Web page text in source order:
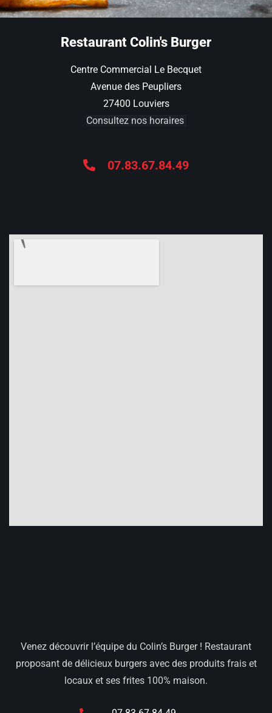
Restaurant Colin's Burger
Centre Commercial Le Becquet
Avenue des Peupliers
27400 Louviers
Consultez nos horaires
07.83.67.84.49
Venez découvrir l’équipe du Colin’s Burger ! Restaurant
proposant de délicieux burgers avec des produits frais et
locaux et ses frites 100% maison.